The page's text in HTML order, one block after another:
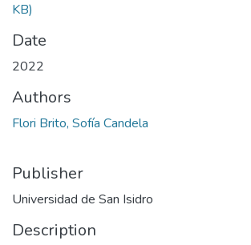
KB)
Date
2022
Authors
Flori Brito, Sofía Candela
Publisher
Universidad de San Isidro
Description